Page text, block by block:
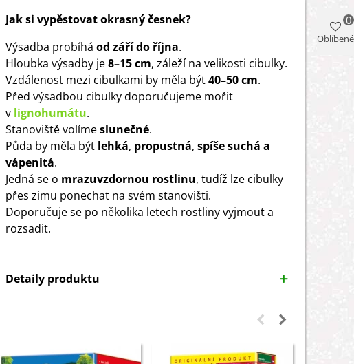
Jak si vypěstovat okrasný česnek?
Výsadba probíhá od září do října.
Hloubka výsadby je8–15 cm, záleží na velikosti cibulky.
Vzdálenost mezi cibulkami by měla být40–50 cm.
Před výsadbou cibulky doporučujeme mořit
v lignohumátu.
Stanoviště volímeslunečné.
Půda by měla být lehká, propustná, spíše suchá a
vápenitá.
Jedná se o mrazuvzdornou rostlinu, tudíž lze cibulky
přes zimu ponechat na svém stanovišti.
Doporučuje se po několika letech rostliny vyjmout a
rozsadit.
Detaily produktu
Oblíbené
0